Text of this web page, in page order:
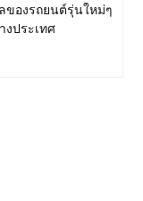
ของรถยนต์รุ่นใหม่ๆ
งประเทศ